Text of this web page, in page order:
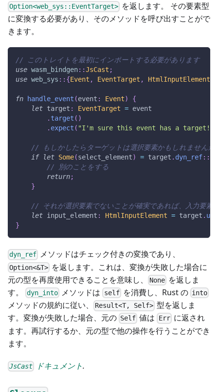
Option<web_sys::EventTarget> を返します。 その要素型
に変換する必要があり、そのメソッドを呼び出すことがで
きます。
// このトレイトを最初にインポートする必要があります
use wasm_bindgen::JsCast ;
use web_sys :: {Event , EventTarget , HtmlInputElement
fn handle_event (event : Event)
{
let target : EventTarget = event
. target ( )
. expect ( "I'm sure this event has a target!"
// もしかしたらターゲットは選択要素かもしれませんか
if
let Some(select_element) = target . dyn_ref::
// 別のことをする
return;
}
// それが選択要素でないことが確実であれば、入力要素
let input_element : HtmlInputElement = target .
}
dyn_ref メソッドはチェック付きの変換であり、
Option<&T> を返します。これは、変換が失敗した場合に
元の型を再度使用できることを意味し、
None を返しま
す。
dyn_into メソッドは selfを消費し、Rust の into
メソッドの規約に従い、 Result<T, Self> 型を返しま
す。変換が失敗した場合、元の Self 値は Errに返され
ます。再試行するか、元の型で他の操作を行うことができ
ます。
JsCast ドキュメント.